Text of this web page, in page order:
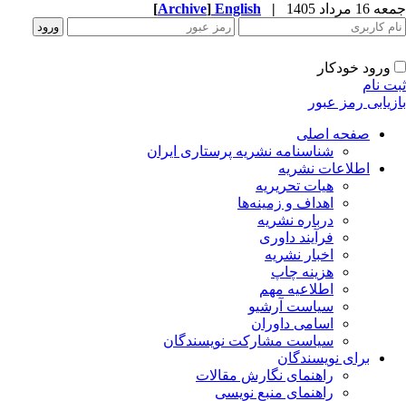
مرداد 1405 |
English
[Archive]
ورود خودکار
نام
رمز عبور
صفحه اصلی
شناسنامه نشریه پرستاری ایران
اطلاعات نشریه
هیات تحریریه
اهداف و زمینه‌ها
درباره نشریه
فرآیند داوری
اخبار نشریه
هزینه چاپ
اطلاعیه مهم
سیاست آرشیو
اسامی داوران
سیاست مشارکت نویسندگان
برای نویسندگان
راهنمای نگارش مقالات
راهنمای منبع نویسی